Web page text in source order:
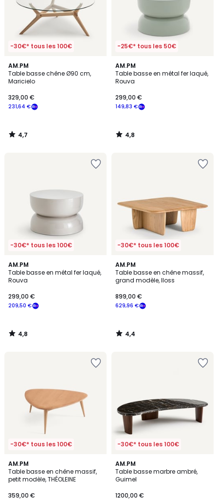
-30€* tous les 100€
AM.PM
Table basse chêne Ø90 cm,
Maricielo
231,64 €
329,00 €
4,7
/ 5
4,7
/
-25€* tous les 50€
AM.PM
Table basse en métal fer laqué,
Rouva
149,83 €
299,00 €
4,8
/ 5
4,8
/
-30€* tous les 100€
AM.PM
Table basse en métal fer laqué,
Rouva
209,50 €
299,00 €
4,8
/ 5
4,8
/
-30€* tous les 100€
AM.PM
Table basse en chêne massif,
grand modèle, Iloss
629,96 €
899,00 €
4,4
/ 5
4,4
/
-30€* tous les 100€
AM.PM
Table basse en chêne massif,
petit modèle, THÉOLEINE
359,00 €
5
/
5
-30€* tous les 100€
AM.PM
Table basse marbre ambré,
Guimel
1200,00 €
5
/
5